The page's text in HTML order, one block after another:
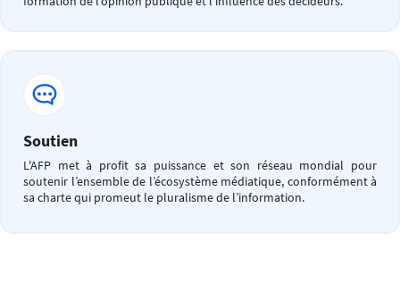
Soutien
L'AFP met à profit sa puissance et son réseau mondial pour
soutenir l’ensemble de l’écosystème médiatique, conformément à
sa charte qui promeut le pluralisme de l’information.